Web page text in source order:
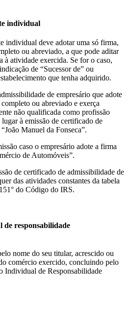
individual
individual deve adotar uma só firma,
ou abreviado, a que pode aditar
à atividade exercida. Se for o caso,
de “Sucessor de” ou
que tenha adquirido.
de empresário que adote
ou abreviado e exerça
não qualificada como profissão
à emissão de certificado de
Manuel da Fonseca”.
caso o empresário adote a firma
de Automóveis”.
de certificado de admissibilidade de
das atividades constantes da tabela
do Código do IRS.
de responsabilidade
nome do seu titular, acrescido ou
comércio exercido, concluindo pelo
Individual de Responsabilidade